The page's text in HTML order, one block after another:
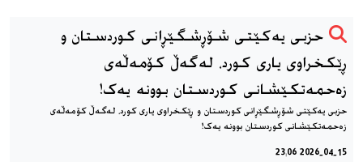
حزبی یەکێتی شۆڕشگێڕانی کوردستان و
ڕێکخراوی یاری کورد، له‌گه‌ڵ کۆمەڵەی
زەحمەتکێشانی کوردستان بوونه‌ یه‌ک!
حزبی یەکێتی شۆڕشگێڕانی کوردستان و ڕێکخراوی یاری کورد، له‌گه‌ڵ کۆمەڵەی
زەحمەتکێشانی کوردستان بوونه‌ یه‌ک!
2026-04-15 23:06